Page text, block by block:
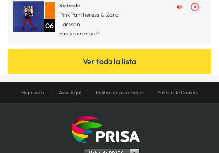
06
Stateside
PinkPantheress & Zara
Larsson
Fancy some more?
Ver toda la lista
Mapa web Aviso legal Política de privacidad Política de Cookies